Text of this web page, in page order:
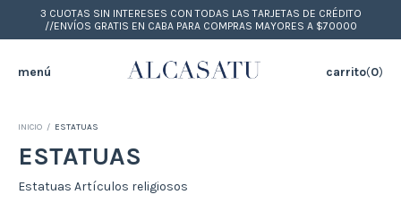
3 CUOTAS SIN INTERESES CON TODAS LAS TARJETAS DE CRÉDITO
//ENVÍOS GRATIS EN CABA PARA COMPRAS MAYORES A $70000
menú carrito(0)
INICIO / ESTATUAS
ESTATUAS
Estatuas Artículos religiosos